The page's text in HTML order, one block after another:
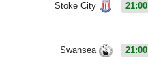
Stoke City 21:00
Swansea 21:00